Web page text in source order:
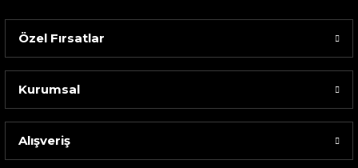
Sarev Elfıda Flanel Nevresim Takımı Çift Kişili...
Özel Fırsatlar
Kurumsal
Alışveriş